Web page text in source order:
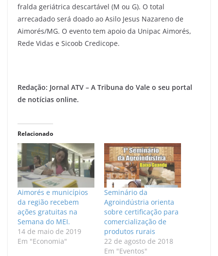
fralda geriátrica descartável (M ou G). O total
arrecadado será doado ao Asilo Jesus Nazareno de
Aimorés/MG. O evento tem apoio da Unipac Aimorés,
Rede Vidas e Sicoob Credicope.
Redação: Jornal ATV – A Tribuna do Vale o seu portal
de notícias online.
Relacionado
Aimorés e municípios
da região recebem
ações gratuitas na
Semana do MEI.
14 de maio de 2019
Em "Economia"
Seminário da
Agroindústria orienta
sobre certificação para
comercialização de
produtos rurais
22 de agosto de 2018
Em "Eventos"